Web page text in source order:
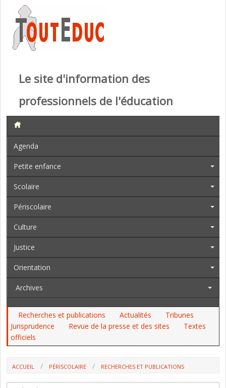
Le site d'information des
professionnels de l'éducation
Agenda
Petite enfance
Scolaire
Périscolaire
Culture
Justice
Orientation
Archives
Recherches et publications Actualités
Tribunes
Jurisprudence
Revue de la presse et des sites
Textes
officiels
ACCUEIL PÉRISCOLAIRE RECHERCHES ET PUBLICATIONS